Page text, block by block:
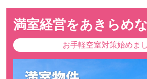
満室経営をあきらめ
お手軽空室対策始めま